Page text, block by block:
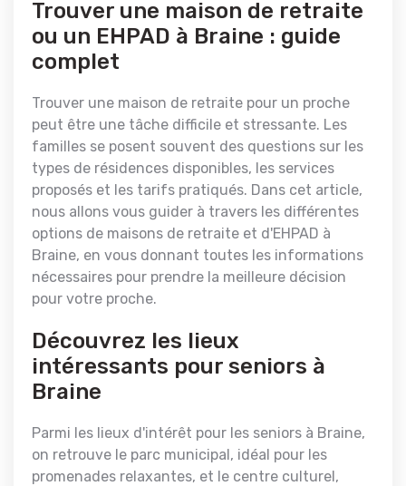
Trouver une maison de retraite
ou un EHPAD à Braine : guide
complet
Trouver une maison de retraite pour un proche
peut être une tâche difficile et stressante. Les
familles se posent souvent des questions sur les
types de résidences disponibles, les services
proposés et les tarifs pratiqués. Dans cet article,
nous allons vous guider à travers les différentes
options de maisons de retraite et d'EHPAD à
Braine, en vous donnant toutes les informations
nécessaires pour prendre la meilleure décision
pour votre proche.
Découvrez les lieux
intéressants pour seniors à
Braine
Parmi les lieux d'intérêt pour les seniors à Braine,
on retrouve le parc municipal, idéal pour les
promenades relaxantes, et le centre culturel,